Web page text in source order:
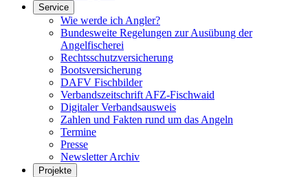
Service
Wie werde ich Angler?
Bundesweite Regelungen zur Ausübung der
Angelfischerei
Rechtsschutzversicherung
Bootsversicherung
DAFV Fischbilder
Verbandszeitschrift AFZ-Fischwaid
Digitaler Verbandsausweis
Zahlen und Fakten rund um das Angeln
Termine
Presse
Newsletter Archiv
Projekte